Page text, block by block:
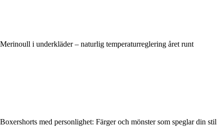
Merinoull i underkläder – naturlig temperaturreglering året runt
Boxershorts med personlighet: Färger och mönster som speglar din stil